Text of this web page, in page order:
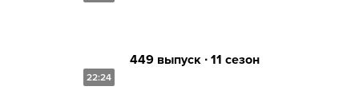
22:24
449 выпуск ∙ 11 сезон